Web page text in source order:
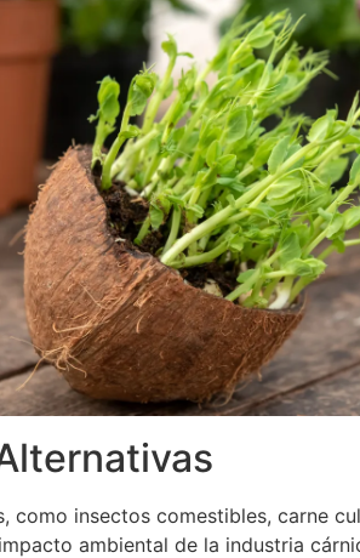
como insectos comestibles, carne
ambiental de la industria